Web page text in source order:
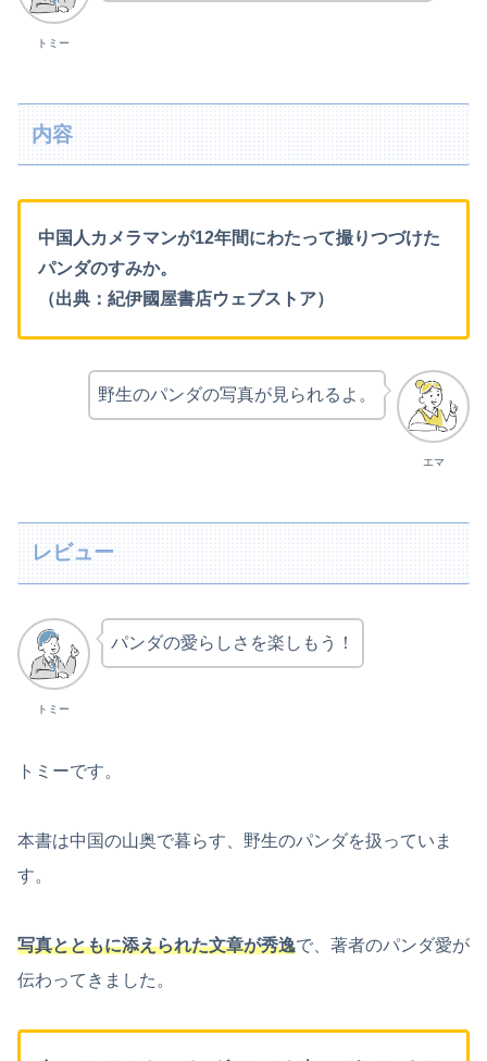
トミー
内容
中国人カメラマンが12年間にわたって撮りつづけた
パンダのすみか。
（出典：紀伊國屋書店ウェブストア）
エマ
野生のパンダの写真が見られるよ。
レビュー
トミー
パンダの愛らしさを楽しもう！
トミーです。
本書は中国の山奥で暮らす、野生のパンダを扱っていま
す。
写真とともに添えられた文章が秀逸で、著者のパンダ愛が
伝わってきました。